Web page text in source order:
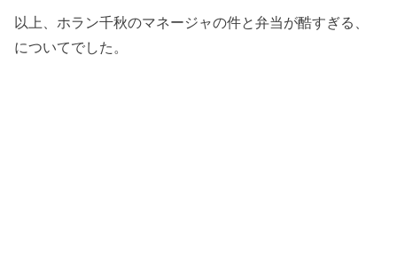
以上、ホラン千秋のマネージャの件と弁当が酷すぎる、
についてでした。